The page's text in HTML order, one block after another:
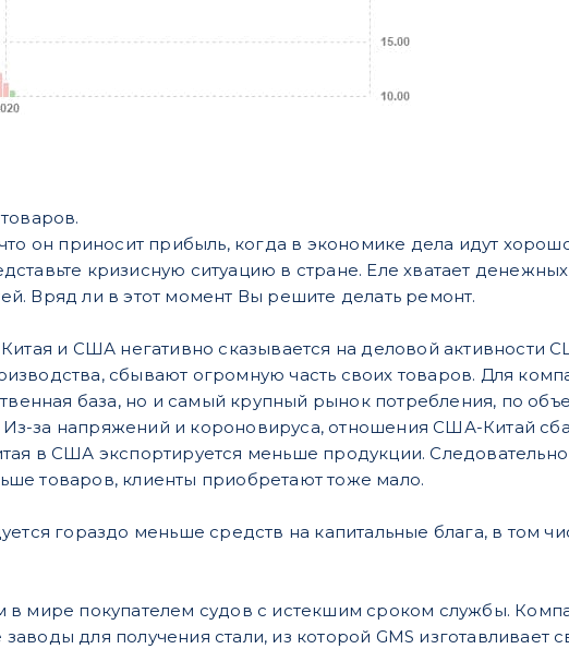
он приносит прибыль, когда в экономике дела идут
кризисную ситуацию в стране. Еле хватает
Вряд ли в этот момент Вы решите делать ремонт.
и США негативно сказывается на деловой активности
сбывают огромную часть своих товаров. Для
база, но и самый крупный рынок потребления, по
за напряжений и короновируса, отношения США-Китай
в США экспортируется меньше продукции. Следовательно
товаров, клиенты приобретают тоже мало.
гораздо меньше средств на капитальные блага, в том
в мире покупателем судов с истекшим сроком службы.
для получения стали, из которой GMS